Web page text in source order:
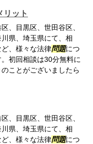
リット
、目黒区、世田谷区、
県、埼玉県にて、相
、様々な法律問題につ
初回相談は30分無料に
ことがございましたら
、目黒区、世田谷区、
県、埼玉県にて、相
、様々な法律問題につ